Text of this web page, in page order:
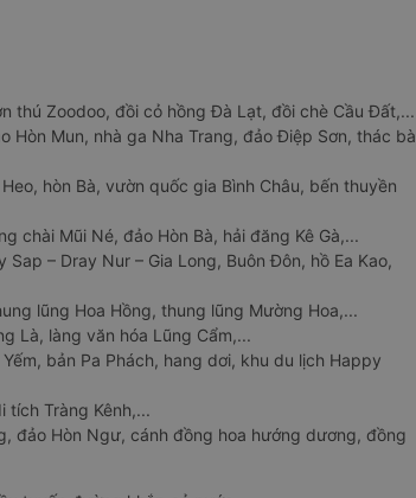
thú Zoodoo, đồi cỏ hồng Đà Lạt, đồi chè Cầu Đất,...
Hòn Mun, nhà ga Nha Trang, đảo Điệp Sơn, thác bà
hòn Bà, vườn quốc gia Bình Châu, bến thuyền
chài Mũi Né, đảo Hòn Bà, hải đăng Kê Gà,...
– Dray Nur – Gia Long, Buôn Đôn, hồ Ea Kao,
lũng Hoa Hồng, thung lũng Mường Hoa,...
Là, làng văn hóa Lũng Cẩm,...
bản Pa Phách, hang dơi, khu du lịch Happy
tích Tràng Kênh,...
đảo Hòn Ngư, cánh đồng hoa hướng dương, đồng